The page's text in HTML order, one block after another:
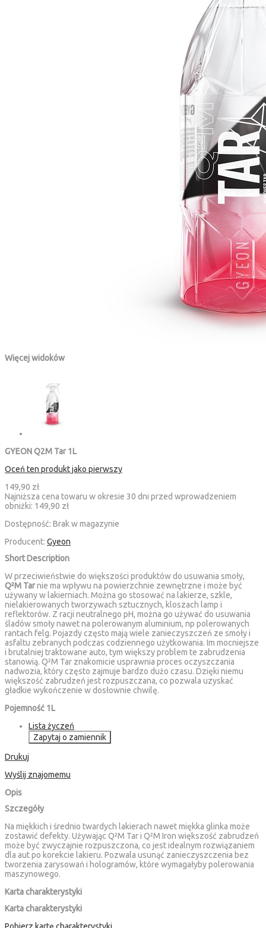
Więcej widoków
GYEON Q2M Tar 1L
Oceń ten produkt jako pierwszy
149,90 zł
Najniższa cena towaru w okresie 30 dni przed wprowadzeniem
obniżki: 149,90 zł
Dostępność: Brak w magazynie
Producent: Gyeon
Short Description
W przeciwieństwie do większości produktów do usuwania smoły,
Q²M Tarnie ma wpływu na powierzchnie zewnętrzne i może być
używany w lakierniach. Można go stosować na lakierze, szkle,
nielakierowanych tworzywach sztucznych, kloszach lamp i
reflektorów. Z racji neutralnego pH, można go używać do usuwania
śladów smoły nawet na polerowanym aluminium, np polerowanych
rantach felg. Pojazdy często mają wiele zanieczyszczeń ze smoły i
asfaltu zebranych podczas codziennego użytkowania. Im mocniejsze
i brutalniej traktowane auto, tym większy problem te zabrudzenia
stanowią. Q²M Tar znakomicie usprawnia proces oczyszczania
nadwozia, który często zajmuje bardzo dużo czasu. Dzięki niemu
większość zabrudzeń jest rozpuszczana, co pozwala uzyskać
gładkie wykończenie w dosłownie chwilę.
Pojemność 1L
Lista życzeń
Zapytaj o zamiennik
Drukuj
Wyślij znajomemu
Opis
Szczegóły
Na miękkich i średnio twardych lakierach nawet miękka glinka może
zostawić defekty. Używając Q²M Tar i Q²M Iron większość zabrudzeń
może być zwyczajnie rozpuszczona, co jest idealnym rozwiązaniem
dla aut po korekcie lakieru. Pozwala usunąć zanieczyszczenia bez
tworzenia zarysowań i hologramów, które wymagałyby polerowania
maszynowego.
Karta charakterystyki
Karta charakterystyki